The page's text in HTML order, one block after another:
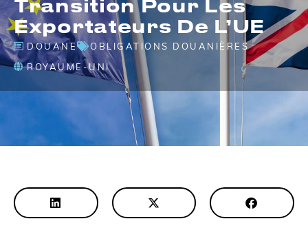
Transition Pour Les
Exportateurs De L’UE
DOUANE
OBLIGATIONS DOUANIÈRES
ROYAUME-UNI